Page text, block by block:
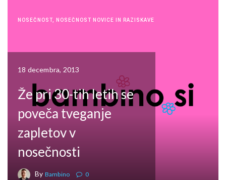
NOSEČNOST, NOSEČNOST NOVICE IN RAZISKAVE
18 decembra, 2013
Že pri 30-tih letih se
poveča tveganje
zapletov v
nosečnosti
By Bambino 0